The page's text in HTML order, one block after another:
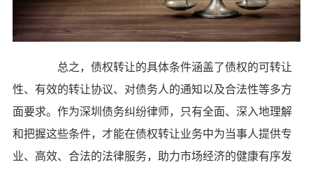
总之，债权转让的具体条件涵盖了债权的可转让
性、有效的转让协议、对债务人的通知以及合法性等多方
面要求。作为深圳债务纠纷律师，只有全面、深入地理解
和把握这些条件，才能在债权转让业务中为当事人提供专
业、高效、合法的法律服务，助力市场经济的健康有序发